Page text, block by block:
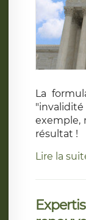
La
exemple,
résultat !
Lire la